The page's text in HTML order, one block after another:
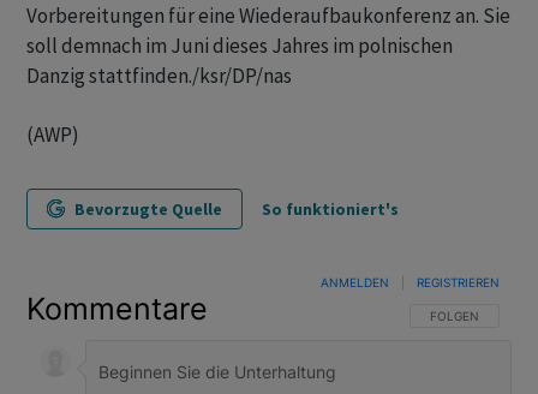
Vorbereitungen für eine Wiederaufbaukonferenz an. Sie
soll demnach im Juni dieses Jahres im polnischen
Danzig stattfinden./ksr/DP/nas
(AWP)
Bevorzugte Quelle So funktioniert's
Kommentare FOLGE DIESER
FOLGEN
ANMELDEN REGISTRIEREN